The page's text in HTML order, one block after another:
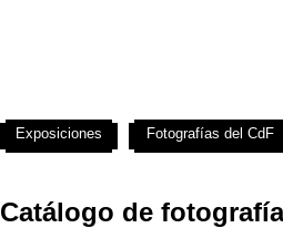
Catálogo de
Exposiciones Fotografías del CdF